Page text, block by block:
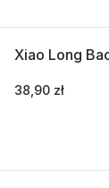
Xiao Long
38,90 zł